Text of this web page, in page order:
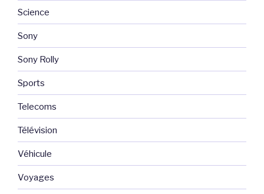
Science
Sony
Sony Rolly
Sports
Telecoms
Télévision
Véhicule
Voyages